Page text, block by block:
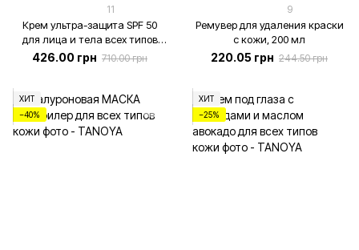
11
Крем ультра-защита SPF 50
для лица и тела всех типов
кожи, 50 мл
426.00 грн 710.00 грн
9
Ремувер для удаления краски
с кожи, 200 мл
220.05 грн 244.50 грн
ХИТ
−40%
ХИТ
−25%